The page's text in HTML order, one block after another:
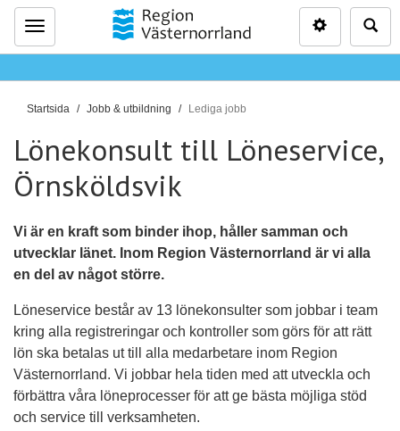
Meny
D
ä
r
h
r
:
Startsida Jobb & utbildning Lediga jobb
Lönekonsult till Löneservice,
Örnsköldsvik
Vi är en kraft som binder ihop, håller samman och
utvecklar länet. Inom Region Västernorrland är vi alla
en del av något större.
Löneservice består av 13 lönekonsulter som jobbar i team
kring alla registreringar och kontroller som görs för att rätt
lön ska betalas ut till alla medarbetare inom Region
Västernorrland. Vi jobbar hela tiden med att utveckla och
förbättra våra löneprocesser för att ge bästa möjliga stöd
och service till verksamheten.